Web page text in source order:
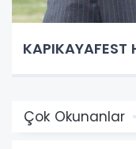
KAPIKAYAFEST
Çok Okunanlar